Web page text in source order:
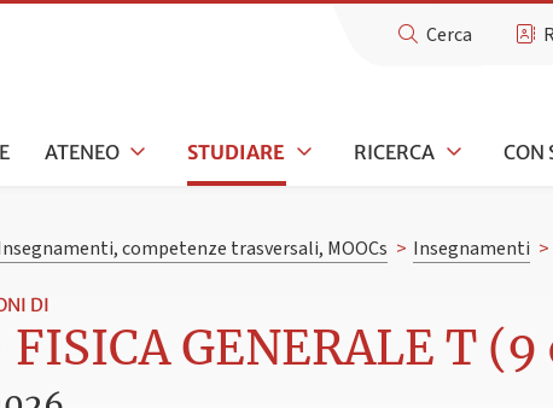
Cerca
ATENEO STUDIARE RICERCA CON
competenze trasversali, MOOCs > Insegnamenti >
DI
GENERALE T